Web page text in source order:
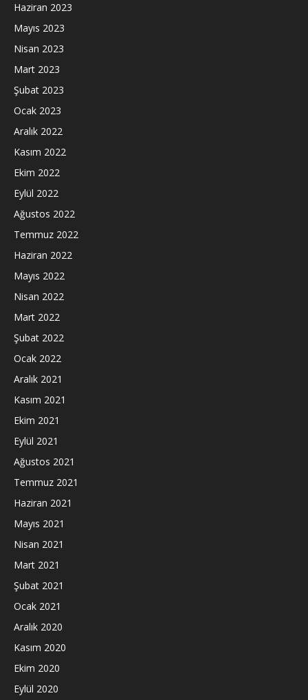
Haziran 2023
Mayıs 2023
Nisan 2023
Mart 2023
Şubat 2023
Ocak 2023
Aralık 2022
Kasım 2022
Ekim 2022
Eylül 2022
Ağustos 2022
Temmuz 2022
Haziran 2022
Mayıs 2022
Nisan 2022
Mart 2022
Şubat 2022
Ocak 2022
Aralık 2021
Kasım 2021
Ekim 2021
Eylül 2021
Ağustos 2021
Temmuz 2021
Haziran 2021
Mayıs 2021
Nisan 2021
Mart 2021
Şubat 2021
Ocak 2021
Aralık 2020
Kasım 2020
Ekim 2020
Eylül 2020